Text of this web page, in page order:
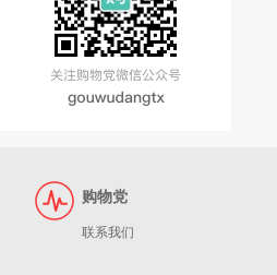
购物党
联系我们